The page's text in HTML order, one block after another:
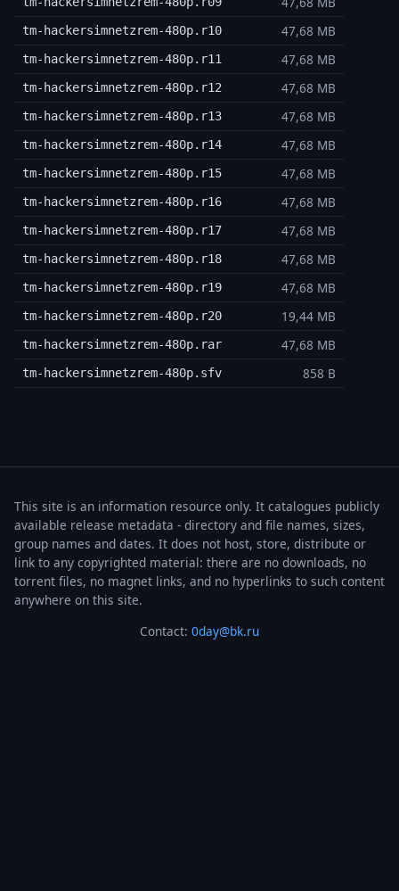
tm-hackersimnetzrem-480p.r10 47,68 MB
tm-hackersimnetzrem-480p.r11 47,68 MB
tm-hackersimnetzrem-480p.r12 47,68 MB
tm-hackersimnetzrem-480p.r13 47,68 MB
tm-hackersimnetzrem-480p.r14 47,68 MB
tm-hackersimnetzrem-480p.r15 47,68 MB
tm-hackersimnetzrem-480p.r16 47,68 MB
tm-hackersimnetzrem-480p.r17 47,68 MB
tm-hackersimnetzrem-480p.r18 47,68 MB
tm-hackersimnetzrem-480p.r19 47,68 MB
tm-hackersimnetzrem-480p.r20 19,44 MB
tm-hackersimnetzrem-480p.rar 47,68 MB
tm-hackersimnetzrem-480p.sfv 858 B
This site is an information resource only. It catalogues publicly
available release metadata - directory and file names, sizes,
group names and dates. It does not host, store, distribute or
link to any copyrighted material: there are no downloads, no
torrent files, no magnet links, and no hyperlinks to such content
anywhere on this site.
Contact: 0day@bk.ru